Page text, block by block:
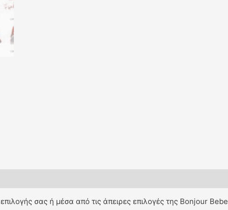
σας ή μέσα από τις άπειρες επιλογές της Bonjour Bebe